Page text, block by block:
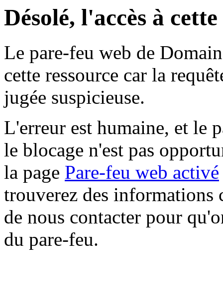
Désolé, l'accès à
Le pare-feu web de
cette ressource car la
jugée suspicieuse.
L'erreur est humaine, et le
le blocage n'est pas
la page Pare-feu web activé
trouverez des informations
de nous contacter pour
du pare-feu.